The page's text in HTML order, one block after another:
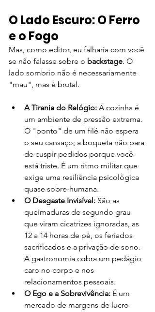
O Lado Escuro: O Ferro
e o Fogo
Mas, como editor, eu falharia com você
se não falasse sobre o backstage. O
lado sombrio não é necessariamente
"mau", mas é brutal.
A Tirania do Relógio: A cozinha é
um ambiente de pressão extrema.
O "ponto" de um filé não espera
o seu cansaço; a boqueta não para
de cuspir pedidos porque você
está triste. É um ritmo militar que
exige uma resiliência psicológica
quase sobre-humana.
O Desgaste Invisível: São as
queimaduras de segundo grau
que viram cicatrizes ignoradas, as
12 a 14 horas de pé, os feriados
sacrificados e a privação de sono.
A gastronomia cobra um pedágio
caro no corpo e nos
relacionamentos pessoais.
O Ego e a Sobrevivência: É um
mercado de margens de lucro